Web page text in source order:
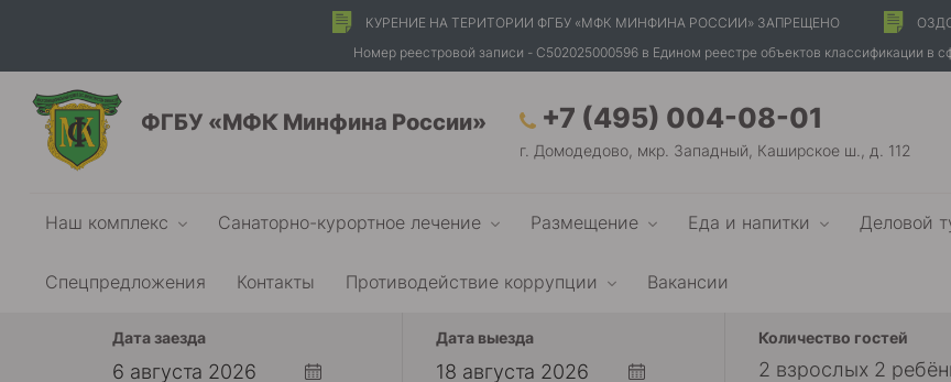
КУРЕНИЕ НА ТЕРИТОРИИ ФГБУ «МФК МИНФИНА РОССИИ» ЗАПРЕЩЕНО
Номер реестровой записи - С502025000596 в Едином реестре объектов классификации в
ФГБУ «МФК Минфина России» +7 (495) 004-08-01
г. Домодедово, мкр. Западный, Каширское ш., д. 112
Наш комплекс Санаторно-курортное лечение Размещение Еда и напитки Деловой
Спецпредложения Контакты Противодействие коррупции Вакансии
Дата заезда Дата выезда Количество гостей
2 взрослых 2